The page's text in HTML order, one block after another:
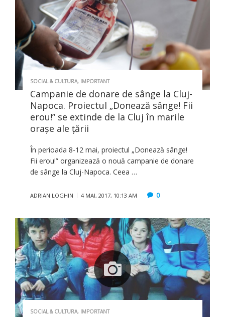
SOCIAL & CULTURA, IMPORTANT
Campanie de donare de sânge la Cluj-
Napoca. Proiectul „Donează sânge! Fii
erou!” se extinde de la Cluj în marile
oraşe ale ţării
În perioada 8-12 mai, proiectul „Donează sânge!
Fii erou!” organizează o nouă campanie de donare
de sânge la Cluj-Napoca. Ceea …
ADRIAN LOGHIN 4 MAI, 2017, 10:13 AM 0
SOCIAL & CULTURA, IMPORTANT